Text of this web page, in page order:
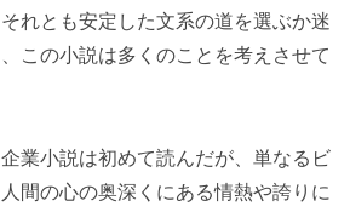
れとも安定した文系の道を選ぶか迷
この小説は多くのことを考えさせて
業小説は初めて読んだが、単なるビ
間の心の奥深くにある情熱や誇りに